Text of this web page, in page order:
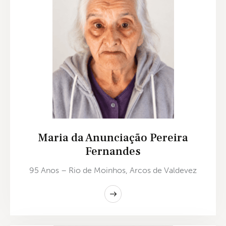
Maria da Anunciação Pereira
Fernandes
95 Anos – Rio de Moinhos, Arcos de Valdevez